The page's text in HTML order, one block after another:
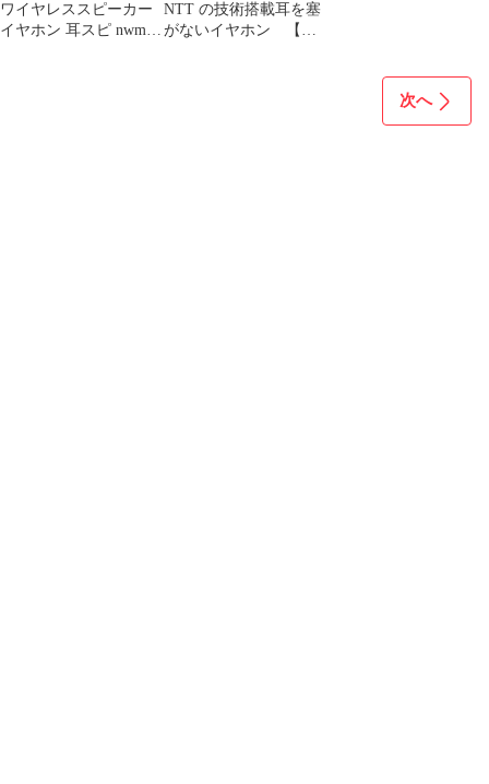
ワイヤレススピーカー
イヤホン 耳スピ nwm
NTT の技術搭載耳を塞
がないイヤホン 【耳
次へ